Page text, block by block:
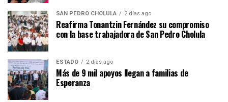
SAN PEDRO CHOLULA 2 días ago
Reafirma Tonantzin Fernández su compromiso
con la base trabajadora de San Pedro Cholula
ESTADO 2 días ago
Más de 9 mil apoyos llegan a familias de
Esperanza